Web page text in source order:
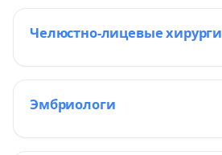
Челюстно-лицевые хирурги
Эмбриологи